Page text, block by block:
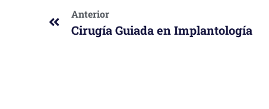
Anterior
Cirugía Guiada en Implantología